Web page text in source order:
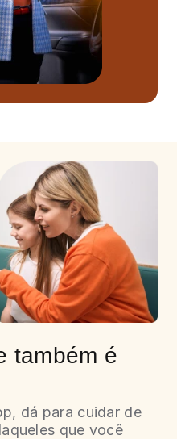
também é
dá para cuidar de
que você